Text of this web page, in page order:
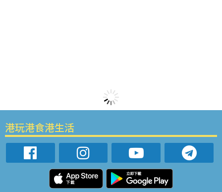
港玩港食港生活